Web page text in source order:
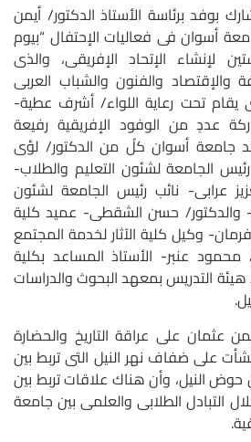
برئاسة الأستاذ الدكتور/ أيمن
أسوان فى فعاليات الإحتفال “بيوم
لإنشاء الإتحاد الإفريقى، والذى
والإقتصاد والفنون والشباب العربى
يقام تحت رعاية اللواء/ أشرف عطية-
عددٍ من الوفود الإفريقية رفيعة
جامعة أسوان كلُ من الدكتور/ لؤى
الجامعة لشئون التعليم والطلاب-
عرابى- نائب رئيس الجامعة لشئون
والدكتور/ حسن الشقطى- عميد كلية
وكيل كلية الآثار لخدمة المجتمع
محمود عنبر- الأستاذ المساعد بكلية
التدريس بمعهد البحوث والدراسات
على عراقة التاريخ والحضارة
نشأت على ضفاف نهر النيل التى تربط بين
حوض النيل، وأن هناك علاقات تربط بين
التبادل الطلابى والعلمى بين جامعة